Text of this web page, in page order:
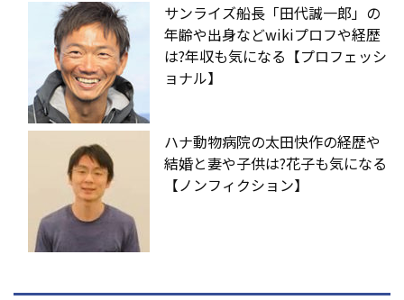
サンライズ船長「田代誠一郎」の
年齢や出身などwikiプロフや経歴
は?年収も気になる【プロフェッシ
ョナル】
ハナ動物病院の太田快作の経歴や
結婚と妻や子供は?花子も気になる
【ノンフィクション】